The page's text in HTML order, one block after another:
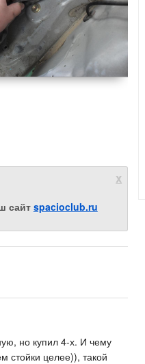
сайт spacioclub.ru
x
но купил 4-х. И чему
стойки целее)), такой